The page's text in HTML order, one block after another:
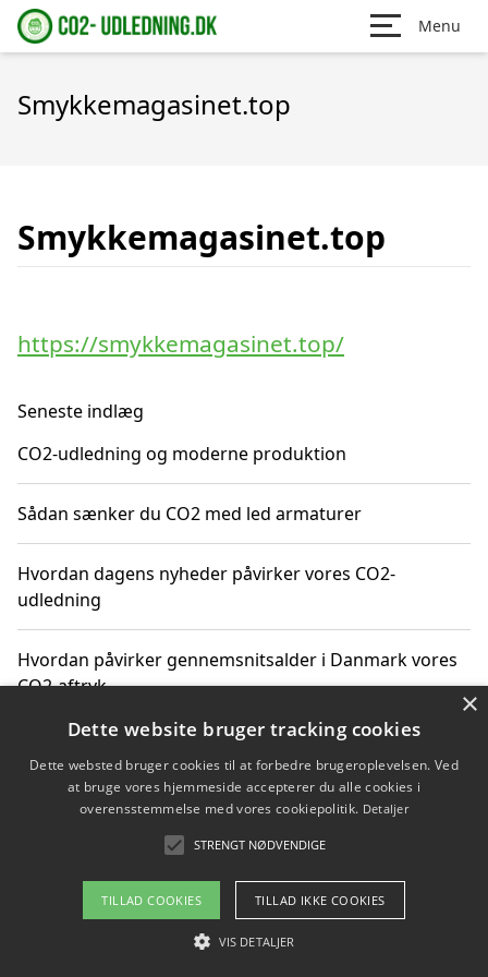
Menu
Smykkemagasinet.top
Smykkemagasinet.top
https://smykkemagasinet.top/
Seneste indlæg
CO2-udledning og moderne produktion
Sådan sænker du CO2 med led armaturer
Hvordan dagens nyheder påvirker vores CO2-
udledning
Hvordan påvirker gennemsnitsalder i Danmark vores
CO2-aftryk
Hvordan nyheder om CO2-udledning påvirker vores
hverdag
Om / kontakt
Blog Betingelser
×
Dette website bruger tracking cookies
Dette websted bruger cookies til at forbedre brugeroplevelsen. Ved
at bruge vores hjemmeside accepterer du alle cookies i
overensstemmelse med vores cookiepolitik. Detaljer
STRENGT NØDVENDIGE
TILLAD COOKIES TILLAD IKKE COOKIES
VIS DETALJER